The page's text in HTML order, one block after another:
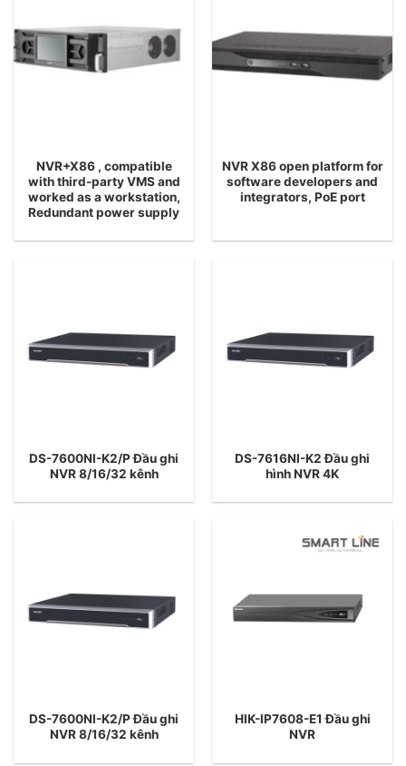
NVR+X86 , compatible
with third-party VMS and
worked as a workstation,
Redundant power supply
NVR X86 open platform for
software developers and
integrators, PoE port
DS-7600NI-K2/P Đầu ghi
NVR 8/16/32 kênh
DS-7616NI-K2 Đầu ghi
hình NVR 4K
DS-7600NI-K2/P Đầu ghi
NVR 8/16/32 kênh
HIK-IP7608-E1 Đầu ghi
NVR